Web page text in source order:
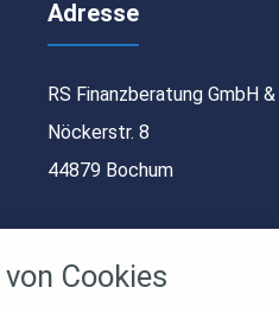
Adresse
RS Finanzberatung GmbH &
Nöckerstr. 8
44879 Bochum
© 2026 RS Finanzberatung
Cookies
akzeptieren oder zu blockieren.